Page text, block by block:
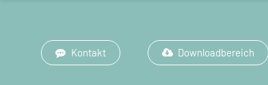
Kontakt Downloadbereich